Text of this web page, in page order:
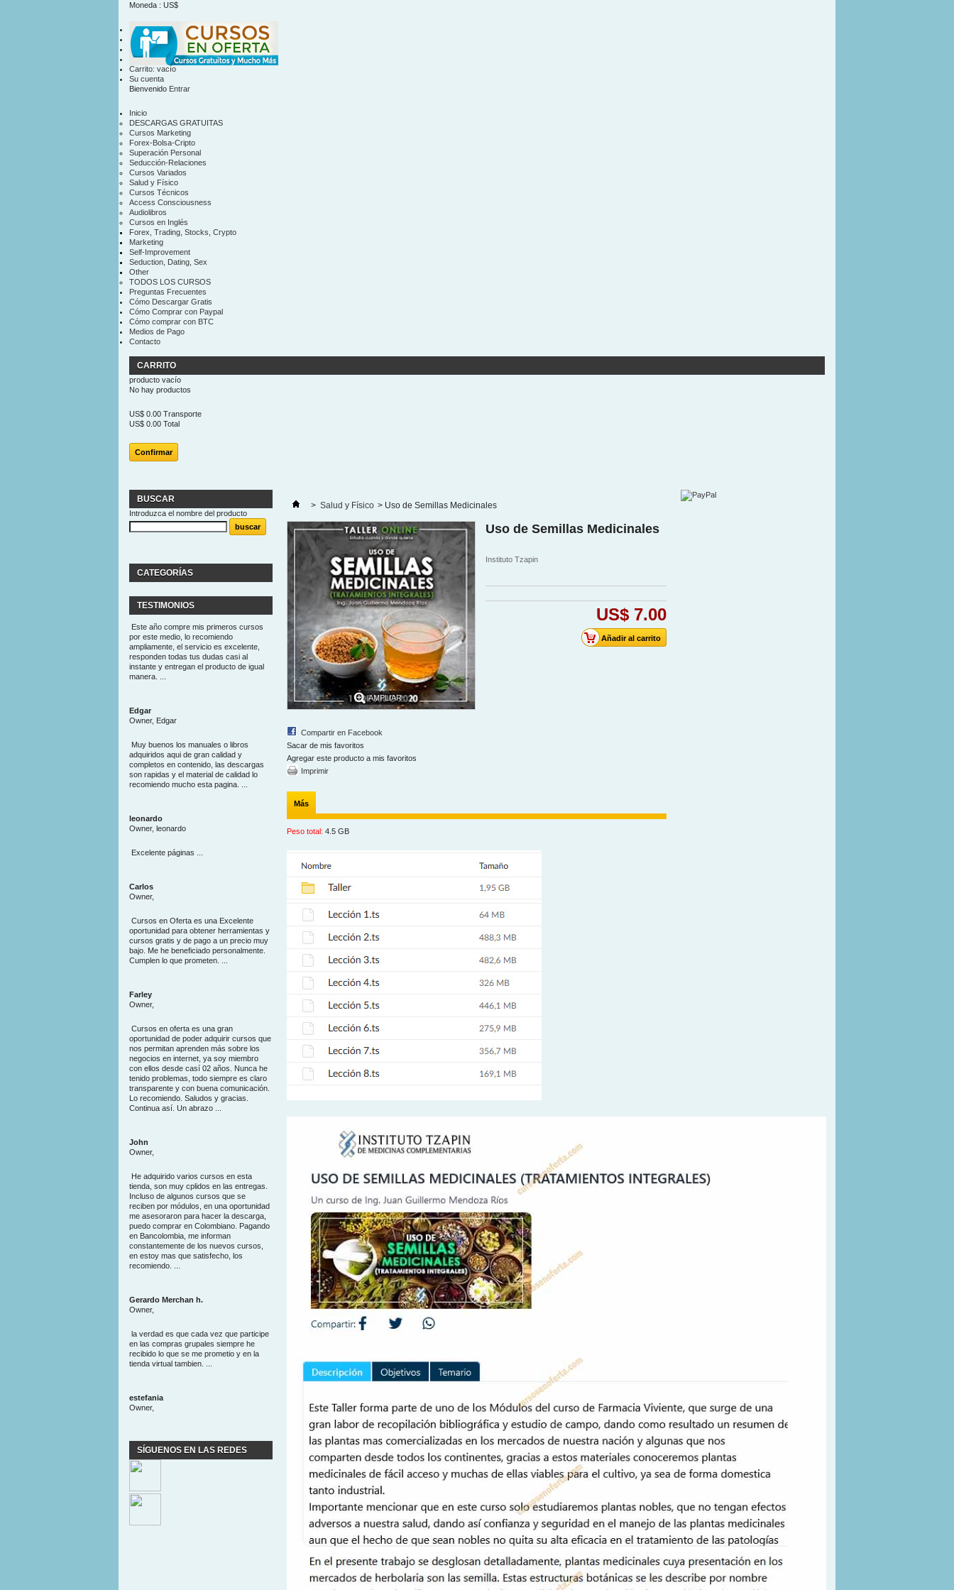
Moneda : US$
US$
contacto
mapa sitio
Carrito: vacío
Su cuenta
Bienvenido Entrar
Inicio
DESCARGAS GRATUITAS
Cursos Marketing
Forex-Bolsa-Cripto
Superación Personal
Seducción-Relaciones
Cursos Variados
Salud y Físico
Cursos Técnicos
Access Consciousness
Audiolibros
Cursos en Inglés
Forex, Trading, Stocks, Crypto
Marketing
Self-Improvement
Seduction, Dating, Sex
Other
TODOS LOS CURSOS
Preguntas Frecuentes
Cómo Descargar Gratis
Cómo Comprar con Paypal
Cómo comprar con BTC
Medios de Pago
Contacto
CARRITO
producto vacío
No hay productos
US$ 0.00 Transporte
US$ 0.00 Total
Confirmar
BUSCAR
Introduzca el nombre del producto
CATEGORÍAS
TESTIMONIOS
Este año compre mis primeros cursos
por este medio, lo recomiendo
ampliamente, el servicio es excelente,
responden todas tus dudas casi al
instante y entregan el producto de igual
manera. ...
Edgar
Owner, Edgar
Muy buenos los manuales o libros
adquiridos aqui de gran calidad y
completos en contenido, las descargas
son rapidas y el material de calidad lo
recomiendo mucho esta pagina. ...
leonardo
Owner, leonardo
Excelente páginas ...
Carlos
Owner,
Cursos en Oferta es una Excelente
oportunidad para obtener herramientas y
cursos gratis y de pago a un precio muy
bajo. Me he beneficiado personalmente.
Cumplen lo que prometen. ...
Farley
Owner,
Cursos en oferta es una gran
oportunidad de poder adquirir cursos que
nos permitan aprenden más sobre los
negocios en internet, ya soy miembro
con ellos desde casí 02 años. Nunca he
tenido problemas, todo siempre es claro
transparente y con buena comunicación.
Lo recomiendo. Saludos y gracias.
Continua así. Un abrazo ...
John
Owner,
He adquirido varios cursos en esta
tienda, son muy cplidos en las entregas.
Incluso de algunos cursos que se
reciben por módulos, en una oportunidad
me asesoraron para hacer la descarga,
puedo comprar en Colombiano. Pagando
en Bancolombia, me informan
constantemente de los nuevos cursos,
en estoy mas que satisfecho, los
recomiendo. ...
Gerardo Merchan h.
Owner,
la verdad es que cada vez que participe
en las compras grupales siempre he
recibido lo que se me prometio y en la
tienda virtual tambien. ...
estefania
Owner,
SÍGUENOS EN LAS REDES
> Salud y Físico > Uso de Semillas Medicinales
AMPLIAR
Compartir en Facebook
Sacar de mis favoritos
Agregar este producto a mis favoritos
Imprimir
Uso de Semillas Medicinales
Instituto Tzapin
US$ 7.00
Más
Peso total: 4.5 GB